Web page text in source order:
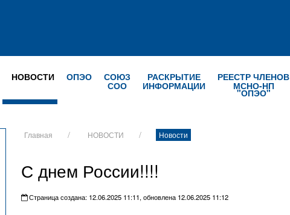
НОВОСТИ ОПЭО СОЮЗ
СОО
РАСКРЫТИЕ
ИНФОРМАЦИИ
РЕЕСТР ЧЛЕНОВ
МСНО-НП
"ОПЭО"
Главная НОВОСТИ Новости
С днем России!!!!
Страница создана: 12.06.2025 11:11, обновлена 12.06.2025 11:12